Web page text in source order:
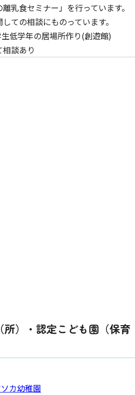
乳食セミナー」を行っています。
ての相談にものっています。
生低学年の居場所作り(創遊館)
相談あり
所）・認定こども園（保育
カ幼稚園